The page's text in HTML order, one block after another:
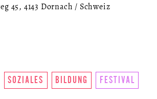
45, 4143 Dornach / Schweiz
SOZIALES BILDUNG FESTIVAL